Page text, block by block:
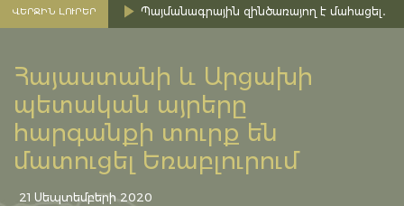
ՎԵՐՋԻՆ ԼՈՒՐԵՐ Պայմանագրային զինծառայող է մահացել․
Հայաստանի և Արցախի
պետական այրերը
հարգանքի տուրք են
մատուցել Եռաբլուրում
21 Սեպտեմբերի 2020